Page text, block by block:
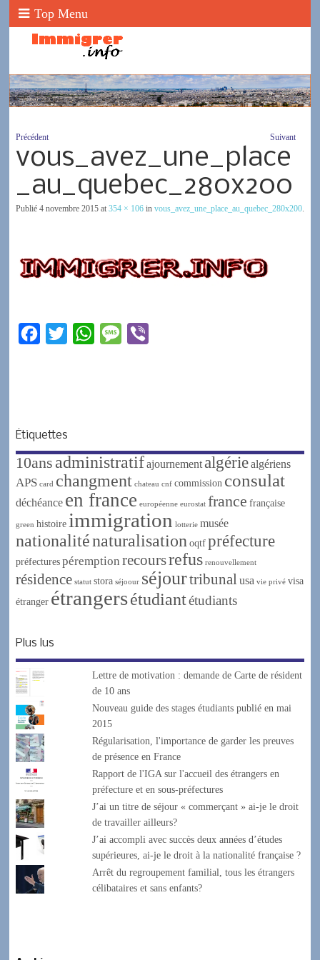
Top Menu
Précédent Suivant
vous_avez_une_place
_au_quebec_280x200
Publié 4 novembre 2015at 354 × 106in vous_avez_une_place_au_quebec_280x200.
o
o
k
e
r
W
p
p
M
e
Étiquettes
10ans administratifajournement algériealgériens
APS card changment chateau cnf commission consulat
déchéance en france européenne eurostat france française
green histoire immigration lotterie musée
nationaliténaturalisation oqtf préfecture
préfectures péremption recoursrefus renouvellement
résidence statut stora séjoour séjourtribunal usa vie privé visa
étranger étrangersétudiantétudiants
Plus lus
Lettre de motivation : demande de Carte de résident
de 10 ans
Nouveau guide des stages étudiants publié en mai
2015
Régularisation, l'importance de garder les preuves
de présence en France
Rapport de l'IGA sur l'accueil des étrangers en
préfecture et en sous-préfectures
J’ai un titre de séjour « commerçant » ai-je le droit
de travailler ailleurs?
J’ai accompli avec succès deux années d’études
supérieures, ai-je le droit à la nationalité française ?
Arrêt du regroupement familial, tous les étrangers
célibataires et sans enfants?